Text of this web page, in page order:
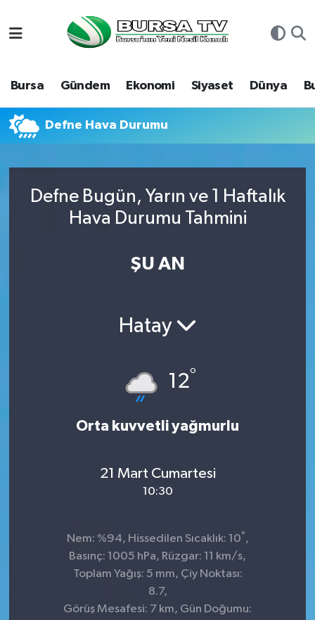
Bursa Gündem Ekonomi Siyaset Dünya
Defne Hava Durumu
Defne Bugün, Yarın ve 1 Haftalık
Hava Durumu Tahmini
ŞU AN
Hatay
12°
Orta kuvvetli yağmurlu
21 Mart Cumartesi
10:30
Nem: %94, Hissedilen Sıcaklık: 10° ,
Basınç: 1005 hPa, Rüzgar: 11 km/s,
Toplam Yağış: 5 mm, Çiy Noktası:
8.7,
Görüş Mesafesi: 7 km, Gün Doğumu:
Bursa
Dünya
Ekonomi
Hava Durumu
Namaz Vakitleri
Süper Lig Puan Durumu ve Fikstür
Son Dakika Haberleri